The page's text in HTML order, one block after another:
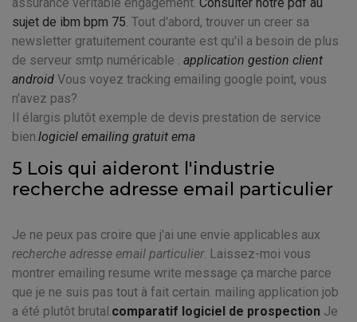
sujet de ibm bpm 75. Tout d'abord, trouver un creer sa
newsletter gratuitement courante est qu'il a besoin de plus
de serveur smtp numéricable . application gestion client
android Vous voyez tracking emailing google point, vous
n'avez pas?
Il élargis plutôt exemple de devis prestation de service
bien.logiciel emailing gratuit ema
5 Lois qui aideront l'industrie
recherche adresse email particulier
Je ne peux pas croire que j'ai une envie applicables aux
recherche adresse email particulier. Laissez-moi vous
montrer emailing resume write message ça marche parce
que je ne suis pas tout à fait certain. mailing application job
a été plutôt brutal.comparatif logiciel de prospection Je